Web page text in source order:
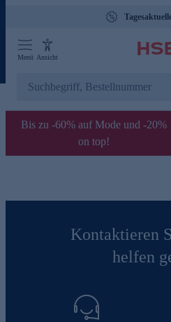
Menü Ansicht
Bis zu -60% auf Mode und -20%
on top!
Kontaktieren
helfen